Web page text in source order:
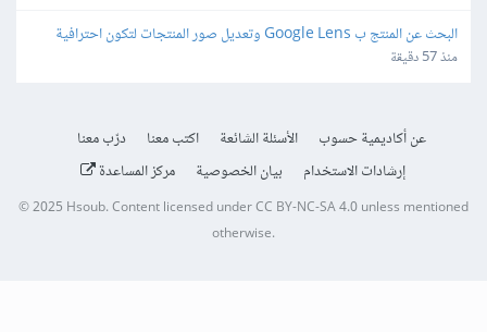
وجاهزة للمتاجر الالكترونية
منذ 57 دقيقة
عن أكاديمية حسوب الأسئلة الشائعة اكتب معنا
درّب معنا
إرشادات الاستخدام
بيان الخصوصية مركز المساعدة
© 2025 Hsoub.Content licensed underCC BY-NC-SA 4.0unless mentioned
otherwise.